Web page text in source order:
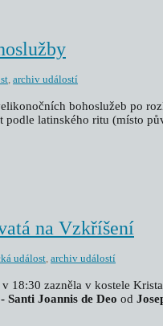
, archiv událostí
bohoslužeb po
podle latinského ritu (místo
na Vzkříšení
událost, archiv událostí
v 18:30 zazněla v kostele
Santi Joannis de Deo od